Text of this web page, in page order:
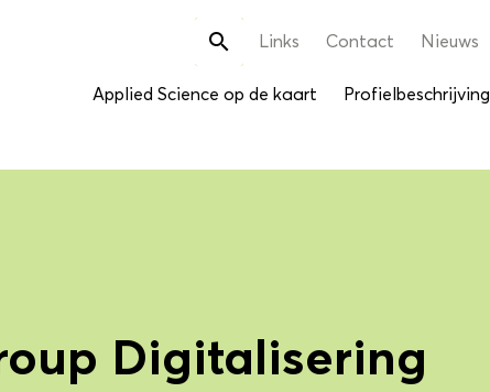
Zoek
naar:
 Links Contact Nieuws
Applied Science op de kaart Profielbeschrijving
Digitalisering